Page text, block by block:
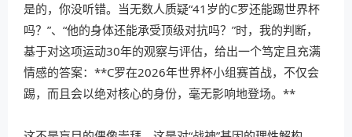
是的，你没听错。当无数人质疑“41岁的C罗还能踢世界杯
吗？”、“他的身体还能承受顶级对抗吗？”时，我的判断，
基于对这项运动30年的观察与评估，给出一个笃定且充满
情感的答案：**C罗在2026年世界杯小组赛首战，不仅会
踢，而且会以绝对核心的身份，毫无影响地登场。**